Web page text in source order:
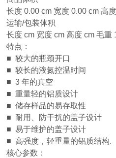
长度 0.00 cm 宽度 0.00 cm 高
运输/包装体积
长度 cm 宽度 cm 高度 cm 毛重
特点：
■ 较大的瓶颈开口
■ 较长的液氮控温时间
■ 3 年的真空
■ 重量轻的铝质设计
■ 储存样品的易存取性
■ 耐用、防干扰的盖子设计
■ 易于维护的盖子设计
■ 高强度，轻重量的铝质结构.
核心参数：